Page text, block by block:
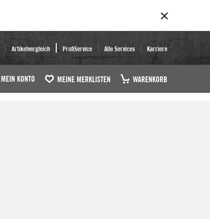
Artikelvergleich ProfiService Alle Services Karriere
MEIN KONTO MEINE MERKLISTEN WARENKORB